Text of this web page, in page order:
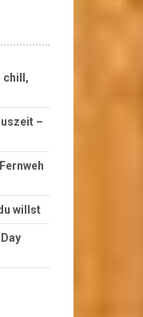
chill,
–
willst